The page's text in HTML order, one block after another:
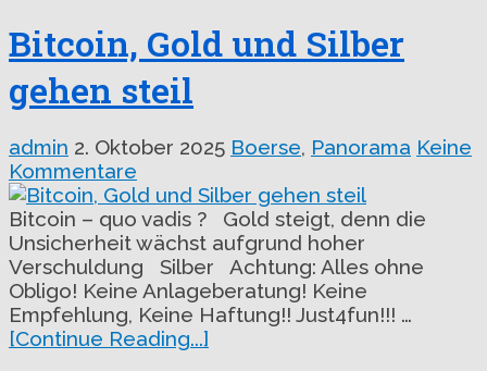
Bitcoin, Gold und Silber
gehen steil
admin 2. Oktober 2025 Boerse, Panorama Keine
Kommentare
Bitcoin – quo vadis ? Gold steigt, denn die
Unsicherheit wächst aufgrund hoher
Verschuldung Silber Achtung: Alles ohne
Obligo! Keine Anlageberatung! Keine
Empfehlung, Keine Haftung!! Just4fun!!! …
[Continue Reading...]